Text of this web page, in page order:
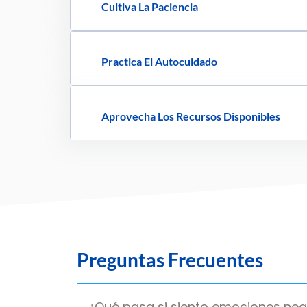
Cultiva La Paciencia
Practica El Autocuidado
Aprovecha Los Recursos Disponibles
Preguntas Frecuentes